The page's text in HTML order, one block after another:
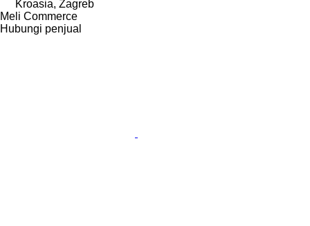
Kroasia, Zagreb
Meli Commerce
Hubungi penjual